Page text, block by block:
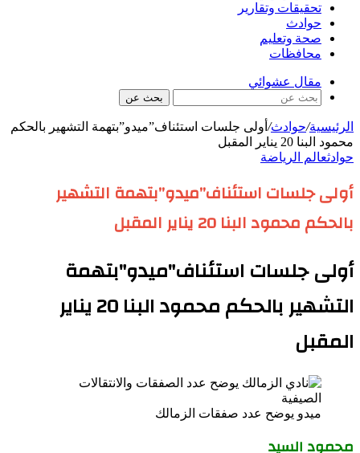
تحقيقات وتقارير
حوادث
صحة وتعليم
محافظات
مقال عشوائي
بحث عن
الرئيسية/حوادث/ أولى جلسات استئناف”ميدو”بتهمة التشهير بالحكم
محمود البنا 20 يناير المقبل
حوادثعالم الرياضة
أولى جلسات استئناف”ميدو”بتهمة التشهير
بالحكم محمود البنا 20 يناير المقبل
أولى جلسات استئناف"ميدو"بتهمة
التشهير بالحكم محمود البنا 20 يناير
المقبل
ميدو يوضح عدد صفقات الزمالك
محمود السيد